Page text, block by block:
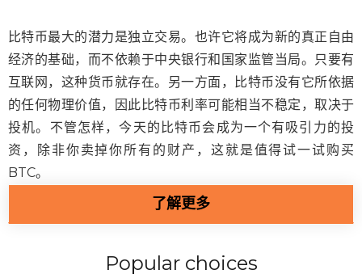
比特币最大的潜力是独立交易。也许它将成为新的真正自由
经济的基础，而不依赖于中央银行和国家监管当局。只要有
互联网，这种货币就存在。另一方面，比特币没有它所依据
的任何物理价值，因此比特币利率可能相当不稳定，取决于
投机。不管怎样，今天的比特币会成为一个有吸引力的投
资，除非你卖掉你所有的财产，这就是值得试一试购买
BTC。
了解更多
Popular choices